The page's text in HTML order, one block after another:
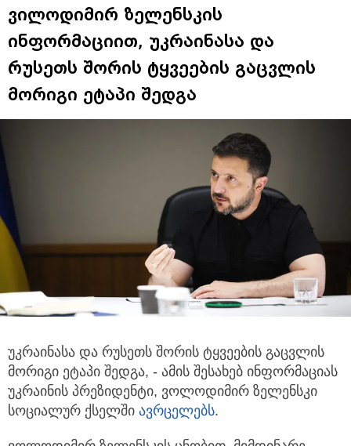
ვილოდიმირ ზელენსკის
ინფორმაციით, უკრაინასა და
რუსეთს შორის ტყვეების გაცვლის
მორიგი ეტაპი შედგა
უკრაინასა და რუსეთს შორის ტყვეების გაცვლის
მორიგი ეტაპი შედგა, - ამის შესახებ ინფორმაციას
უკრაინის პრეზიდენტი, ვოლოდიმირ ზელენსკი
სოციალურ ქსელში ავრცელებს.